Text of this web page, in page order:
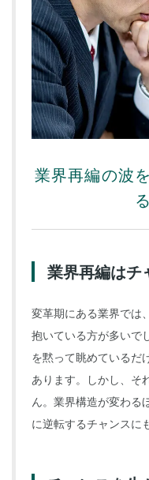
業界再編の波
業界再編はチ
変革期にある業界では
抱いている方が多いで
を黙って眺めているだ
あります。しかし、そ
ん。業界構造が変わる
に逆転するチャンスに